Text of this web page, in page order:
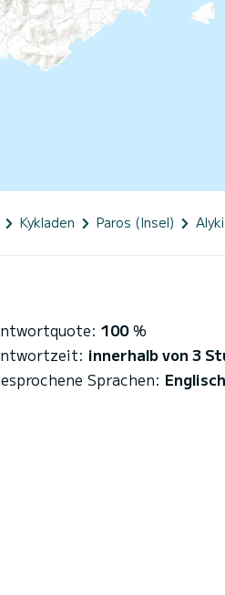
Kykladen Paros (Insel) Alyki
100%
innerhalb von 3
Sprachen: Englisch